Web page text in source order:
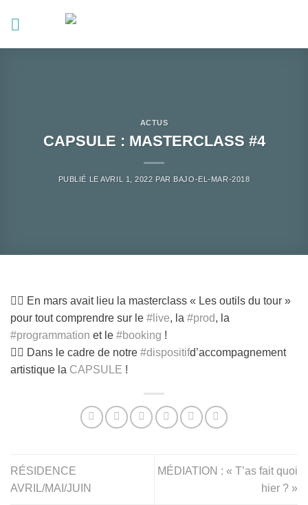
ACTUS
CAPSULE : MASTERCLASS #4
PUBLIÉ LEAVRIL 1, 2022 PAR BAJO-EL-MAR-2018
👉🏼 En mars avait lieu la masterclass « Les outils du tour »
pour tout comprendre sur le #live, la #prod, la
#programmation et le #booking !
👉🏼 Dans le cadre de notre #dispositifd’accompagnement
artistique la CAPSULE !
RÉSIDENCE
AVRIL/MAI/JUIN
MÉDIATION : « T’as fait quoi
hier ? »